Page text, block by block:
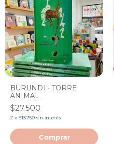
BURUNDI - TORRE
ANIMAL
$27.500
2 x $13.750 sin interés